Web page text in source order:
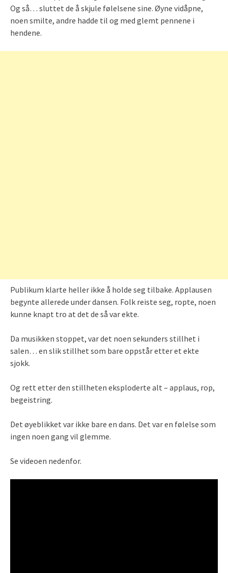
Og så… sluttet de å skjule følelsene sine. Øyne vidåpne,
noen smilte, andre hadde til og med glemt pennene i
hendene.
Publikum klarte heller ikke å holde seg tilbake. Applausen
begynte allerede under dansen. Folk reiste seg, ropte, noen
kunne knapt tro at det de så var ekte.
Da musikken stoppet, var det noen sekunders stillhet i
salen… en slik stillhet som bare oppstår etter et ekte
sjokk.
Og rett etter den stillheten eksploderte alt – applaus, rop,
begeistring.
Det øyeblikket var ikke bare en dans. Det var en følelse som
ingen noen gang vil glemme.
Se videoen nedenfor.